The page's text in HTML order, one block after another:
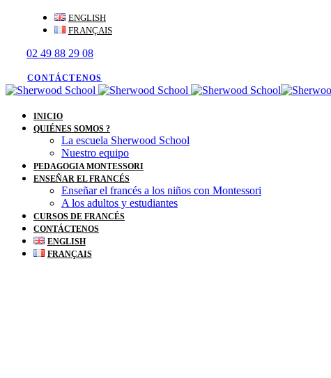
navigation
content
ENGLISH
FRANÇAIS
02 49 88 29 08
CONTÁCTENOS
INICIO
QUIÉNES SOMOS ?
La escuela Sherwood School
Nuestro equipo
PEDAGOGIA MONTESSORI
ENSEÑAR EL FRANCÉS
Enseñar el francés a los niños con Montessori
A los adultos y estudiantes
CURSOS DE FRANCÉS
CONTÁCTENOS
ENGLISH
FRANÇAIS